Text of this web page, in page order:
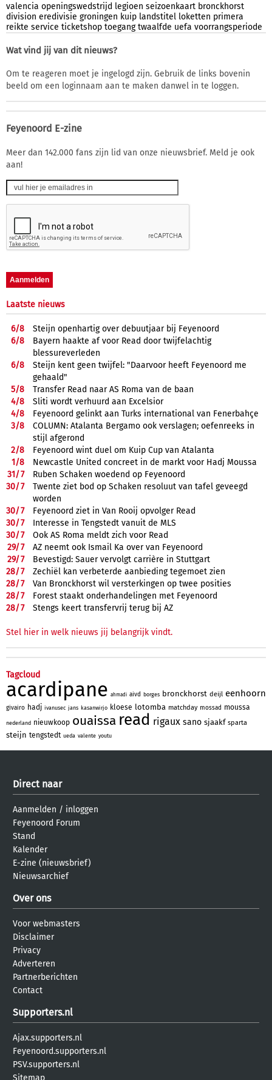
valencia openingswedstrijd legioen seizoenkaart bronckhorst
division eredivisie groningen kuip landstitel loketten primera
reikte service ticketshop toegang twaalfde uefa voorrangsperiode
Wat vind jij van dit nieuws?
Om te reageren moet je ingelogd zijn. Gebruik de links bovenin
beeld om een loginnaam aan te maken danwel in te loggen.
Feyenoord E-zine
Meer dan 142.000 fans zijn lid van onze nieuwsbrief. Meld je ook
aan!
Laatste nieuws
6/8
Steijn openhartig over debuutjaar bij Feyenoord
6/8
Bayern haakte af voor Read door twijfelachtig
blessureverleden
6/8
Steijn kent geen twijfel: "Daarvoor heeft Feyenoord me
gehaald"
5/8
Transfer Read naar AS Roma van de baan
4/8
Sliti wordt verhuurd aan Excelsior
4/8
Feyenoord gelinkt aan Turks international van Fenerbahçe
3/8
COLUMN: Atalanta Bergamo ook verslagen; oefenreeks in
stijl afgerond
2/8
Feyenoord wint duel om Kuip Cup van Atalanta
1/8
Newcastle United concreet in de markt voor Hadj Moussa
31/7
Ruben Schaken woedend op Feyenoord
30/7
Twente ziet bod op Schaken resoluut van tafel geveegd
worden
30/7
Feyenoord ziet in Van Rooij opvolger Read
30/7
Interesse in Tengstedt vanuit de MLS
30/7
Ook AS Roma meldt zich voor Read
29/7
AZ neemt ook Ismail Ka over van Feyenoord
29/7
Bevestigd: Sauer vervolgt carrière in Stuttgart
28/7
Zechiël kan verbeterde aanbieding tegemoet zien
28/7
Van Bronckhorst wil versterkingen op twee posities
28/7
Forest staakt onderhandelingen met Feyenoord
28/7 Stengs keert transfervrij terug bij AZ
Stel hier in welk nieuws jij belangrijk vindt.
Tagcloud
acardipane ahmadi aivd borges bronckhorst deijl eenhoorn
givairo hadj ivanusec jans kasanwirjo kloese lotomba matchday mossad moussa
nederland nieuwkoop ouaissa read rigaux sano sjaakf sparta
steijn tengstedt ueda valente youtu
Direct naar
Aanmelden / inloggen
Feyenoord Forum
Stand
Kalender
E-zine (nieuwsbrief)
Nieuwsarchief
Over ons
Voor webmasters
Disclaimer
Privacy
Adverteren
Partnerberichten
Contact
Supporters.nl
Ajax.supporters.nl
Feyenoord.supporters.nl
PSV.supporters.nl
Sitemap